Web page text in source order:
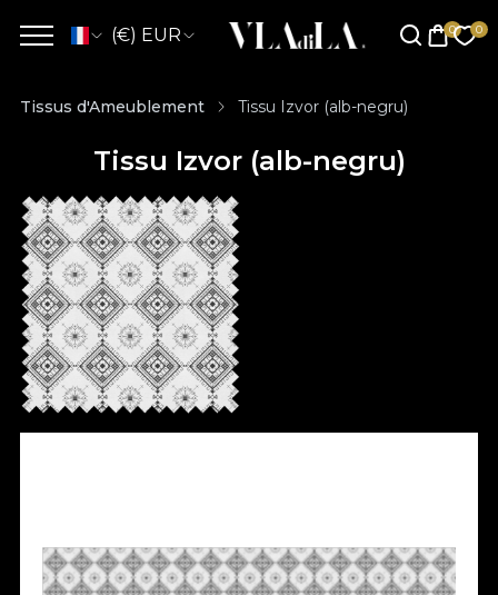
(€) EUR
Tissus d'Ameublement Tissu Izvor (alb-negru)
Tissu Izvor (alb-negru)